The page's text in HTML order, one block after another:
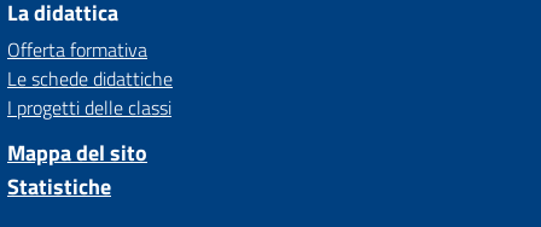
La didattica
Offerta formativa
Le schede didattiche
I progetti delle classi
Mappa del sito
Statistiche